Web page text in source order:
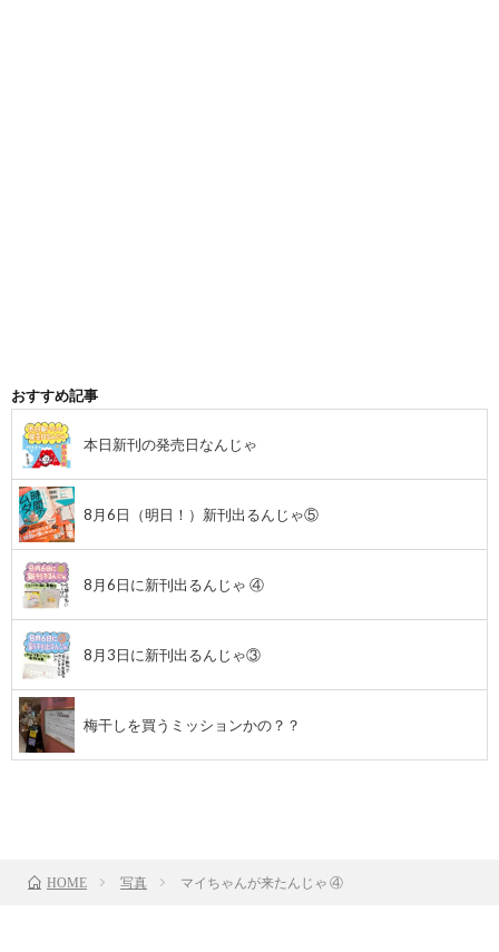
おすすめ記事
本日新刊の発売日なんじゃ
8月6日（明日！）新刊出るんじゃ⑤
8月6日に新刊出るんじゃ ④
8月3日に新刊出るんじゃ③
梅干しを買うミッションかの？？
HOME 写真 マイちゃんが来たんじゃ ④